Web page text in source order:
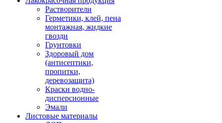
Растворители
Герметики, клей, пена
монтажная, жидкие
гвозди
Грунтовки
Здоровый дом
(антисептики,
пропитки,
деревозащита)
Краски водно-
дисперсионные
Эмали
Листовые материалы